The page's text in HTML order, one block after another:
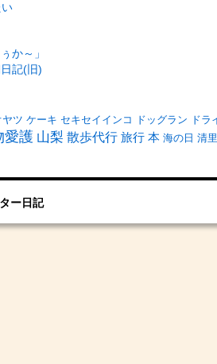
か～」
記(旧)
ヤツ ケーキ セキセイインコ ドッグラン ドラ
愛護 山梨 散歩代行 旅行 本 海の日 清里
ー日記